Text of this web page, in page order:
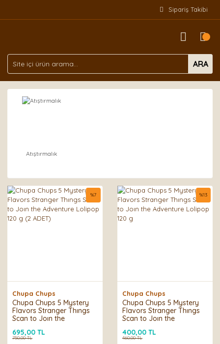
Sipariş Takibi
ARA
Atıştırmalık
Chupa Chups
Chupa Chups 5 Mystery
Flavors Stranger Thıngs
Scan to Joın the
(2 ADET)
%7
695,00 TL
750,00 TL
Chupa Chups
Chupa Chups 5 Mystery
Flavors Stranger Thıngs
Scan to Joın the
%13
400,00 TL
460,00 TL